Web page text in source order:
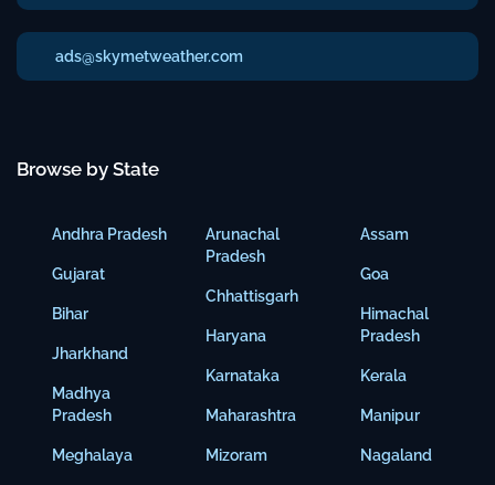
ads@skymetweather.com
Browse by State
Andhra Pradesh
Gujarat
Bihar
Jharkhand
Madhya
Pradesh
Meghalaya
Arunachal
Pradesh
Chhattisgarh
Haryana
Karnataka
Maharashtra
Mizoram
Assam
Goa
Himachal
Pradesh
Kerala
Manipur
Nagaland